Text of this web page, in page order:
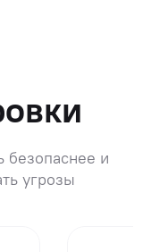
безопаснее и
угрозы